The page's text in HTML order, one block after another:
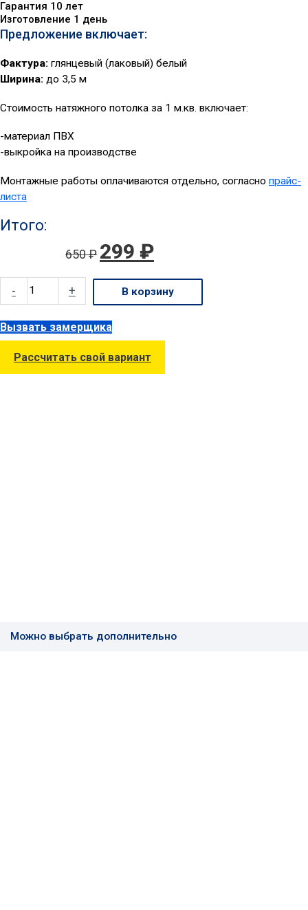
Гарантия 10 лет
Изготовление 1 день​
Предложение включает:
Фактура: глянцевый (лаковый) белый
Ширина: до 3,5 м
Стоимость натяжного потолка за 1 м.кв. включает:
-материал ПВХ
-выкройка на производстве
Монтажные работы оплачиваются отдельно, согласно прайс-
листа
Итого:
650₽ 299 ₽
- + В корзину
Вызвать замерщика
Рассчитать свой вариант
Можно выбрать дополнительно